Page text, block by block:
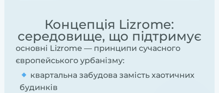
Концепція Lizrome:
середовище, що підтримує
основні Lizrome — принципи сучасного
європейського урбанізму:
квартальна забудова замість хаотичних
будинків